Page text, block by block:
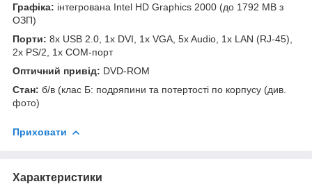
Графіка: інтегрована Intel HD Graphics 2000 (до 1792 MB з
ОЗП)
Порти: 8x USB 2.0, 1x DVI, 1x VGA, 5x Audio, 1x LAN (RJ-45),
2x PS/2, 1x COM-порт
Оптичний привід: DVD-ROM
Стан: б/в (клас Б: подряпини та потертості по корпусу (див.
фото)
Приховати
Характеристики